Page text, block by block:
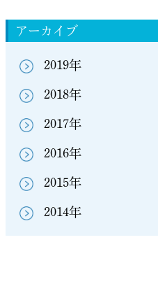
アーカイブ
2019年
2018年
2017年
2016年
2015年
2014年